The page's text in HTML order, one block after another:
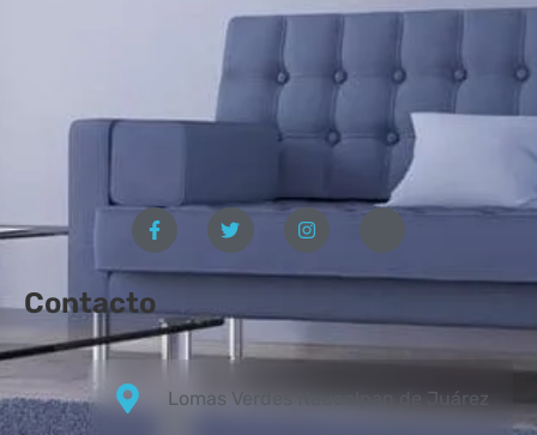
Contacto
Lomas Verdes Naucalpan de Juárez